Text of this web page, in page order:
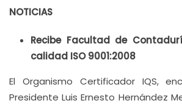
NOTICIAS
Recibe Facultad de
calidad ISO 9001:2008
El Organismo Certificador IQS,
Presidente Luis Ernesto Hernández